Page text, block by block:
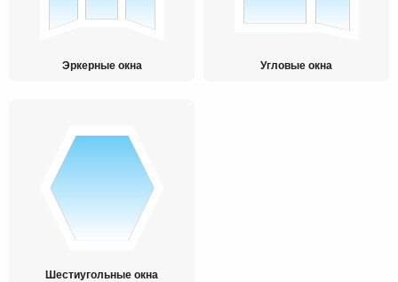
Эркерные окна Угловые окна
Шестиугольные окна